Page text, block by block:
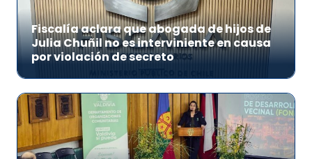
Fiscalía aclara que abogada de hijos de
Julia Chuñil no es interviniente en causa
por violación de secreto